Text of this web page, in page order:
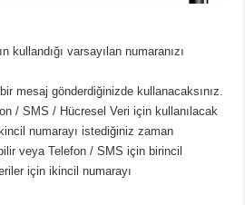
kullandığı varsayılan numaranızı
mesaj gönderdiğinizde kullanacaksınız.
/ SMS / Hücresel Veri için kullanılacak
numarayı istediğiniz zaman
veya Telefon / SMS için birincil
için ikincil numarayı